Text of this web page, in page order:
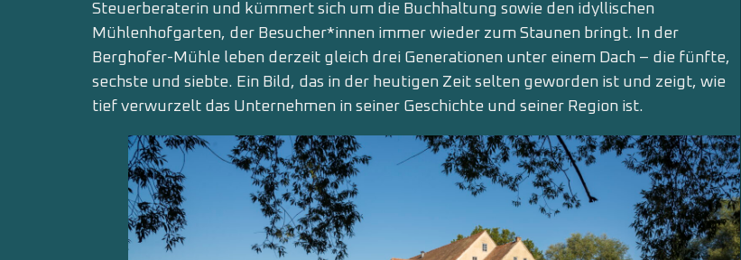
Steuerberaterin und kümmert sich um die Buchhaltung sowie den idyllischen
Mühlenhofgarten, der Besucher*innen immer wieder zum Staunen bringt. In der
Berghofer-Mühle leben derzeit gleich drei Generationen unter einem Dach – die fünfte,
sechste und siebte. Ein Bild, das in der heutigen Zeit selten geworden ist und zeigt, wie
tief verwurzelt das Unternehmen in seiner Geschichte und seiner Region ist.